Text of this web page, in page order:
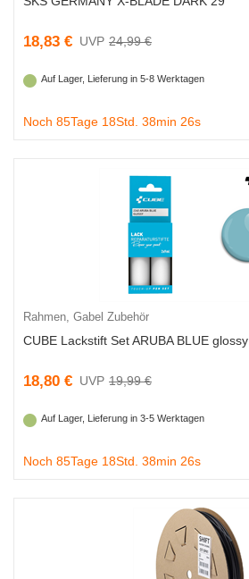
18,83 € 24,99 €
Auf Lager, Lieferung in 5-8 Werktagen
Noch 85Tage 18Std. 38min 25s
Rahmen, Gabel Zubehör
CUBE Lackstift Set ARUBA BLUE glossy
18,80 € 19,99 €
Auf Lager, Lieferung in 3-5 Werktagen
Noch 85Tage 18Std. 38min 25s